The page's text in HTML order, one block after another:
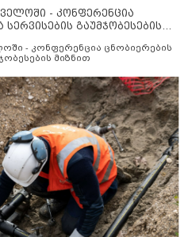
- კონფერენცია
გაუმჯობესების
- კონფერენცია ცნობიერების
მიზნით